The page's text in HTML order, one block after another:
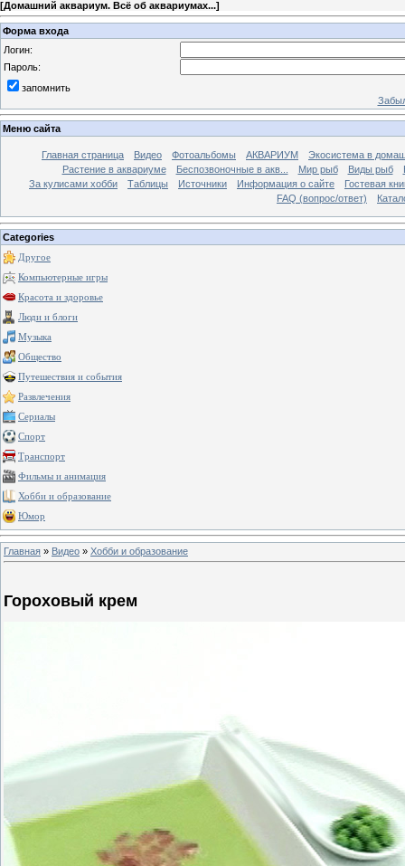
[Домашний аквариум. Всё об аквариумах...]
Форма входа
Логин:
Пароль:
запомнить
Меню сайта
Главная страница Видео Фотоальбомы АКВАРИУМ
Экосистема в
Растение в аквариуме
Беспозвоночные в акв... Мир рыб Виды рыб
За кулисами хобби
Таблицы Источники Информация о сайте
Гостевая
FAQ (вопрос/ответ)
Categories
Другое
Компьютерные игры
Красота и здоровье
Люди и блоги
Музыка
Общество
Путешествия и события
Развлечения
Сериалы
Спорт
Транспорт
Фильмы и анимация
Хобби и образование
Юмор
Главная » Видео » Хобби и образование
Гороховый крем